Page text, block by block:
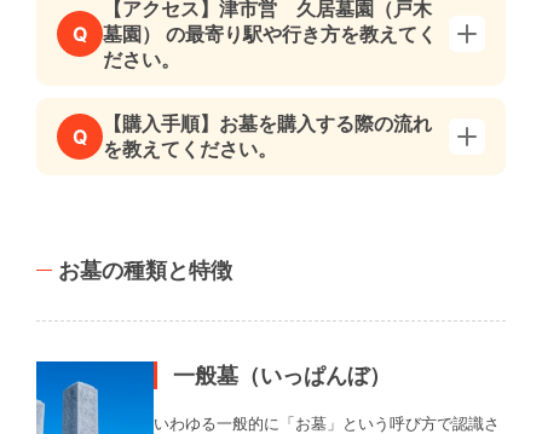
Q
【アクセス】津市営 久居墓園（戸木
墓園） の最寄り駅や行き方を教えてく
ださい。
Q
【購入手順】お墓を購入する際の流れ
を教えてください。
お墓の種類と特徴
一般墓（いっぱんぼ）
いわゆる一般的に「お墓」という呼び方で認識さ